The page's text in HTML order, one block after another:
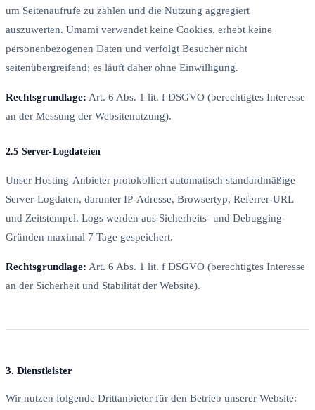
um Seitenaufrufe zu zählen und die Nutzung aggregiert
auszuwerten. Umami verwendet keine Cookies, erhebt keine
personenbezogenen Daten und verfolgt Besucher nicht
seitenübergreifend; es läuft daher ohne Einwilligung.
Rechtsgrundlage: Art. 6 Abs. 1 lit. f DSGVO (berechtigtes Interesse
an der Messung der Websitenutzung).
2.5 Server-Logdateien
Unser Hosting-Anbieter protokolliert automatisch standardmäßige
Server-Logdaten, darunter IP-Adresse, Browsertyp, Referrer-URL
und Zeitstempel. Logs werden aus Sicherheits- und Debugging-
Gründen maximal 7 Tage gespeichert.
Rechtsgrundlage: Art. 6 Abs. 1 lit. f DSGVO (berechtigtes Interesse
an der Sicherheit und Stabilität der Website).
3. Dienstleister
Wir nutzen folgende Drittanbieter für den Betrieb unserer Website: